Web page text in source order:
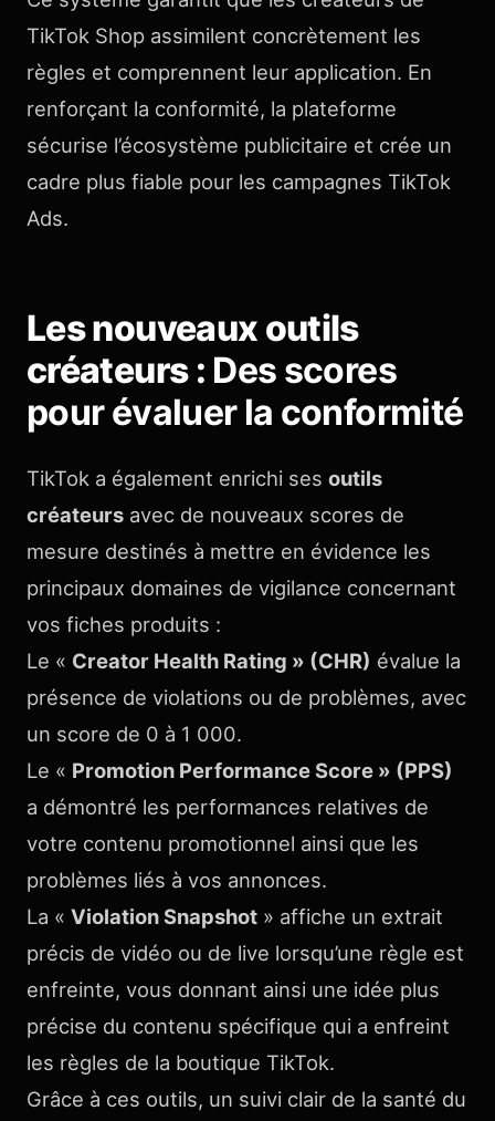
TikTok Shop assimilent concrètement les
règles et comprennent leur application. En
renforçant la conformité, la plateforme
sécurise l’écosystème publicitaire et crée un
cadre plus fiable pour les campagnes TikTok
Ads.
Les nouveaux outils
créateurs : Des scores
pour évaluer la conformité
TikTok a également enrichi ses outils
créateurs avec de nouveaux scores de
mesure destinés à mettre en évidence les
principaux domaines de vigilance concernant
vos fiches produits :
Le « Creator Health Rating » (CHR) évalue la
présence de violations ou de problèmes, avec
un score de 0 à 1 000.
Le « Promotion Performance Score » (PPS)
a démontré les performances relatives de
votre contenu promotionnel ainsi que les
problèmes liés à vos annonces.
La « Violation Snapshot » affiche un extrait
précis de vidéo ou de live lorsqu’une règle est
enfreinte, vous donnant ainsi une idée plus
précise du contenu spécifique qui a enfreint
les règles de la boutique TikTok.
Grâce à ces outils, un suivi clair de la santé du